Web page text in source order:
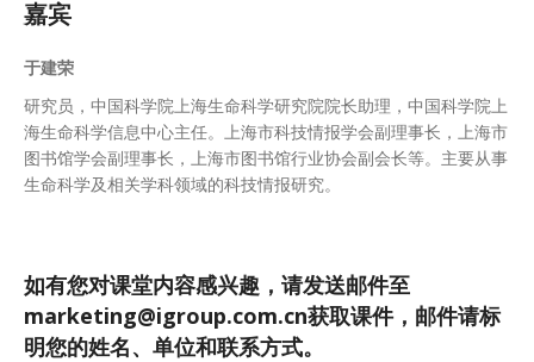
嘉宾
于建荣
研究员，中国科学院上海生命科学研究院院长助理，中国科学院上
海生命科学信息中心主任。上海市科技情报学会副理事长，上海市
图书馆学会副理事长，上海市图书馆行业协会副会长等。主要从事
生命科学及相关学科领域的科技情报研究。
如有您对课堂内容感兴趣，请发送邮件至
marketing@igroup.com.cn获取课件，邮件请标
明您的姓名、单位和联系方式。